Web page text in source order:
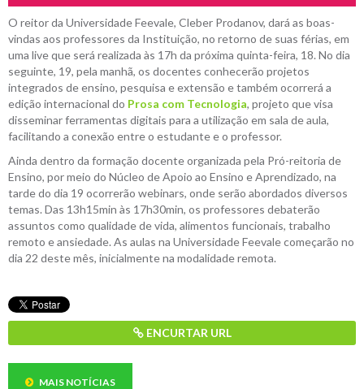
O reitor da Universidade Feevale, Cleber Prodanov, dará as boas-
vindas aos professores da Instituição, no retorno de suas férias, em
uma live que será realizada às 17h da próxima quinta-feira, 18. No dia
seguinte, 19, pela manhã, os docentes conhecerão projetos
integrados de ensino, pesquisa e extensão e também ocorrerá a
edição internacional do Prosa com Tecnologia, projeto que visa
disseminar ferramentas digitais para a utilização em sala de aula,
facilitando a conexão entre o estudante e o professor.
Ainda dentro da formação docente organizada pela Pró-reitoria de
Ensino, por meio do Núcleo de Apoio ao Ensino e Aprendizado, na
tarde do dia 19 ocorrerão webinars, onde serão abordados diversos
temas. Das 13h15min às 17h30min, os professores debaterão
assuntos como qualidade de vida, alimentos funcionais, trabalho
remoto e ansiedade. As aulas na Universidade Feevale começarão no
dia 22 deste mês, inicialmente na modalidade remota.
ENCURTAR URL
MAIS NOTÍCIAS